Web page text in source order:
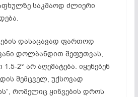
საკმაოდ ძლიერი
დასაცავად ფართოდ
დოლბანდით შეფუთვას,
2° არ აღემატება. იყენებენ
შემცველ, უქსოვად
რომელიც ყინვების დროს